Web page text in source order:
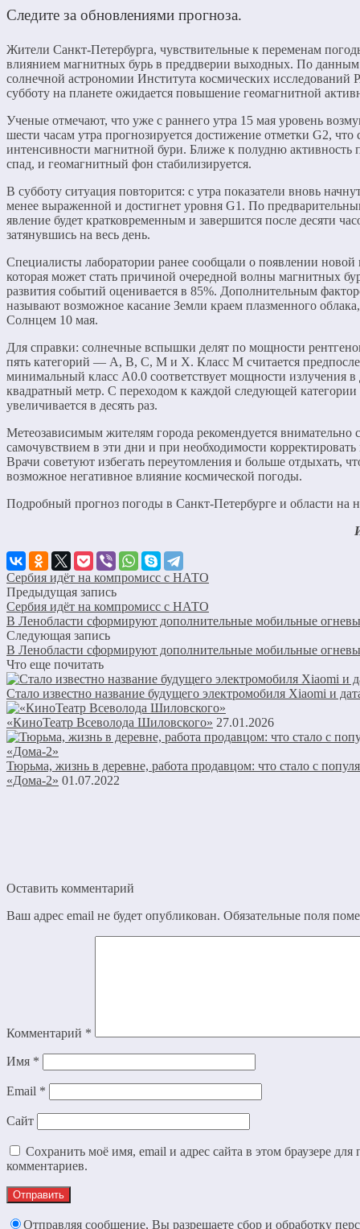
Следите за обновлениями прогноза.
Жители Санкт-Петербурга, чувствительные к переменам
влиянием магнитных бурь в преддверии выходных. По
солнечной астрономии Института космических
субботу на планете ожидается повышение геомагнитной
Ученые отмечают, что уже с раннего утра 15 мая уровень
шести часам утра прогнозируется достижение отметки G2, что
интенсивности магнитной бури. Ближе к полудню активность
спад, и геомагнитный фон стабилизируется.
В субботу ситуация повторится: с утра показатели вновь
менее выраженной и достигнет уровня G1. По
явление будет кратковременным и завершится после десяти
затянувшись на весь день.
Специалисты лаборатории ранее сообщали о появлении
которая может стать причиной очередной волны магнитных
развития событий оценивается в 85%. Дополнительным
называют возможное касание Земли краем плазменного
Солнцем 10 мая.
Для справки: солнечные вспышки делят по мощности
пять категорий — A, B, C, M и X. Класс M считается
минимальный класс A0.0 соответствует мощности излучения в
квадратный метр. С переходом к каждой следующей
увеличивается в десять раз.
Метеозависимым жителям города рекомендуется внимательно
самочувствием в эти дни и при необходимости
Врачи советуют избегать переутомления и больше отдыхать,
возможное негативное влияние космической погоды.
Подробный прогноз погоды в Санкт-Петербурге и области на
Сербия идёт на компромисс с НАТО
Предыдущая запись
Сербия идёт на компромисс с НАТО
В Ленобласти сформируют дополнительные мобильные
Следующая запись
В Ленобласти сформируют дополнительные мобильные
Что еще почитать
Стало известно название будущего электромобиля Xiaomi и
«КиноТеатр Всеволода Шиловского» 27.01.2026
Тюрьма, жизнь в деревне, работа продавцом: что стало с
«Дома-2» 01.07.2022
Оставить комментарий
Ваш адрес email не будет опубликован. Обязательные поля
Комментарий *
Имя *
Email *
Сайт
Сохранить моё имя, email и адрес сайта в этом браузере
комментариев.
Отправляя сообщение, Вы разрешаете сбор и обработку